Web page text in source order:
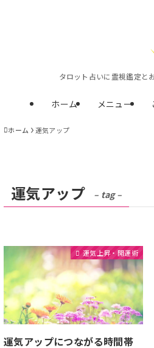
タロット占いに霊視鑑定と
ホーム メニュー
ホーム 運気アップ
運気アップ – tag –
運気上昇・開運術
運気アップにつながる時間帯